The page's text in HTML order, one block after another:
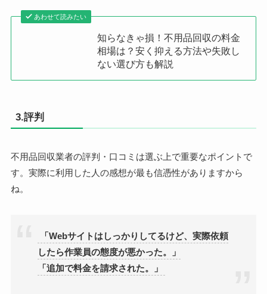
あわせて読みたい
知らなきゃ損！不用品回収の料金
相場は？安く抑える方法や失敗し
ない選び方も解説
3.評判
不用品回収業者の評判・口コミは選ぶ上で重要なポイントで
す。実際に利用した人の感想が最も信憑性がありますから
ね。
「Webサイトはしっかりしてるけど、実際依頼
したら作業員の態度が悪かった。」
「追加で料金を請求された。」